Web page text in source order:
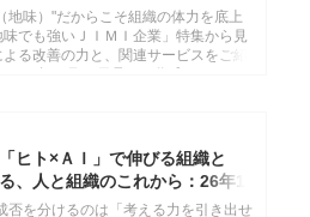
地味）"だからこそ組織の体力を底上
でも強いＪＩＭＩ企業」特集から見
る改善の力と、関連サービスをご紹
ヒト×ＡＩ」で伸びる組織と
、人と組織のこれから：26年1
否を分けるのは「考える力を引き出せ